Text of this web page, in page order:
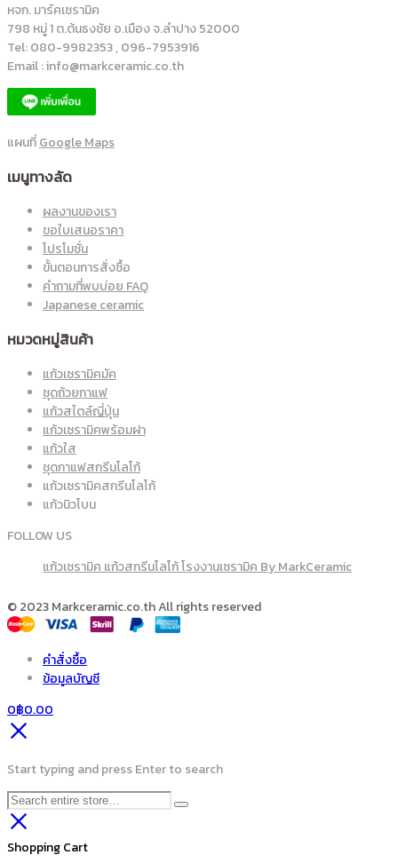
หจก. มาร์คเซรามิค
798 หมู่ 1 ต.ต้นธงชัย อ.เมือง จ.ลำปาง 52000
Tel: 080-9982353 , 096-7953916
Email : info@markceramic.co.th
แผนที่Google Maps
เมนูทางลัด
ผลงานของเรา
ขอใบเสนอราคา
โปรโมชั่น
ขั้นตอนการสั่งซื้อ
คำถามที่พบบ่อย FAQ
Japanese ceramic
หมวดหมู่สินค้า
แก้วเซรามิคมัค
ชุดถ้วยกาแฟ
แก้วสไตล์ญี่ปุ่น
แก้วเซรามิคพร้อมฝา
แก้วใส
ชุดกาแฟสกรีนโลโก้
แก้วเซรามิคสกรีนโลโก้
แก้วนิวโบน
FOLLOW US
แก้วเซรามิค แก้วสกรีนโลโก้ โรงงานเซรามิค By MarkCeramic
© 2023 Markceramic.co.th All rights reserved
คำสั่งซื้อ
ข้อมูลบัญชี
0฿0.00
Start typing and press Enter to search
Shopping Cart